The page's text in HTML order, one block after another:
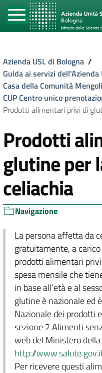
Azienda USL di Bologna /
Guida ai servizi dell'Azienda
Casa della Comunità Mengoli
CUP Centro unico
Prodotti alimentari privi di
Prodotti
glutine per
celiachia
Navigazione
La persona affetta da
gratuitamente, a
prodotti alimentari
spesa mensile che
in base all’età e al
glutine è nazionale ed
Nazionale dei prodotti
sezione 2 Alimenti
web del Ministero
http://
Per ricevere questi